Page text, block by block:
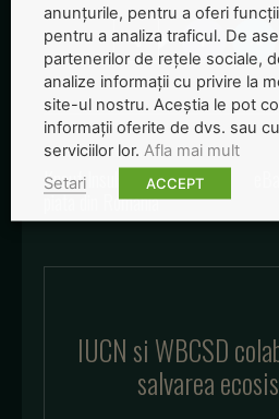
Articolul precedent
Knauf Insulation a intrat pe
piata din Romania
IUCN si WBCSD
salvarea
anunțurile, pentru a oferi
pentru a analiza traficul. De
partenerilor de rețele sociale,
analize informații cu privire la
site-ul nostru. Aceștia le pot
informații oferite de dvs. sau
serviciilor lor. Afla mai mult
Setari
ACCEPT